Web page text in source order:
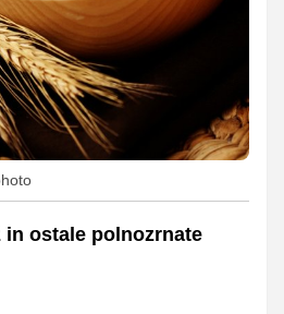
in ostale polnozrnate